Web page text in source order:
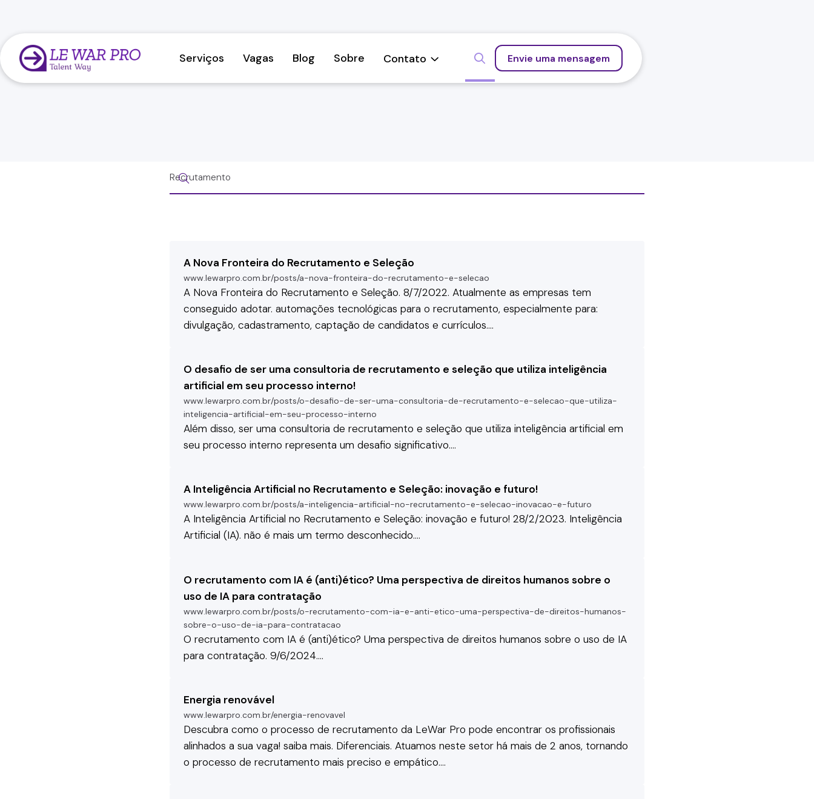
Serviços Vagas Blog Sobre Contato   Envie uma mensagem
A Nova Fronteira do Recrutamento e Seleção
www.lewarpro.com.br/posts/a-nova-fronteira-do-recrutamento-e-selecao
A Nova Fronteira do Recrutamento e Seleção. 8/7/2022. Atualmente as empresas tem
conseguido adotar. automações tecnológicas para orecrutamento, especialmente para:
divulgação, cadastramento, captação de candidatos e currículos.…
O desafio de ser uma consultoria de recrutamento e seleção que utiliza inteligência
artificial em seu processo interno!
www.lewarpro.com.br/posts/o-desafio-de-ser-uma-consultoria-de-recrutamento-e-selecao-que-utiliza-
inteligencia-artificial-em-seu-processo-interno
Além disso, ser uma consultoria derecrutamento e seleção que utiliza inteligência artificial em
seu processo interno representa um desafio significativo.…
A Inteligência Artificial no Recrutamento e Seleção: inovação e futuro!
www.lewarpro.com.br/posts/a-inteligencia-artificial-no-recrutamento-e-selecao-inovacao-e-futuro
A Inteligência Artificial no Recrutamento e Seleção: inovação e futuro! 28/2/2023. Inteligência
Artificial (IA). não é mais um termo desconhecido.…
O recrutamento com IA é (anti)ético? Uma perspectiva de direitos humanos sobre o
uso de IA para contratação
www.lewarpro.com.br/posts/o-recrutamento-com-ia-e-anti-etico-uma-perspectiva-de-direitos-humanos-
sobre-o-uso-de-ia-para-contratacao
Orecrutamento com IA é (anti)ético? Uma perspectiva de direitos humanos sobre o uso de IA
para contratação. 9/6/2024.…
Energia renovável
www.lewarpro.com.br/energia-renovavel
Descubra como o processo derecrutamento da LeWar Pro pode encontrar os profissionais
alinhados a sua vaga! saiba mais. Diferenciais. Atuamos neste setor há mais de 2 anos, tornando
o processo derecrutamento mais preciso e empático.…